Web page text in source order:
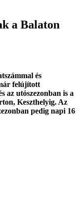
a Balaton
és
felújított
az utószezonban is a
Keszthelyig. Az
pedig napi 16